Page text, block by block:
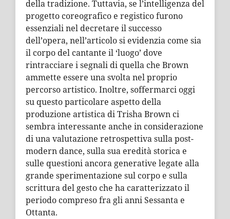
della tradizione. Tuttavia, se l’intelligenza del
progetto coreografico e registico furono
essenziali nel decretare il successo
dell’opera, nell’articolo si evidenzia come sia
il corpo del cantante il ‘luogo’ dove
rintracciare i segnali di quella che Brown
ammette essere una svolta nel proprio
percorso artistico. Inoltre, soffermarci oggi
su questo particolare aspetto della
produzione artistica di Trisha Brown ci
sembra interessante anche in considerazione
di una valutazione retrospettiva sulla post-
modern dance, sulla sua eredità storica e
sulle questioni ancora generative legate alla
grande sperimentazione sul corpo e sulla
scrittura del gesto che ha caratterizzato il
periodo compreso fra gli anni Sessanta e
Ottanta.